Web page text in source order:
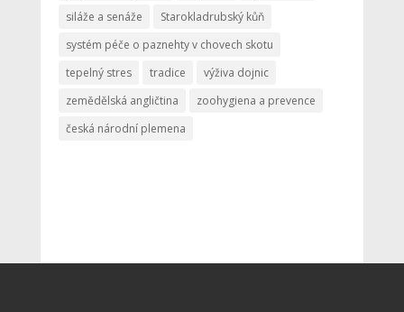
siláže a senáže
Starokladrubský kůň
systém péče o paznehty v chovech skotu
tepelný stres
tradice
výživa dojnic
zemědělská angličtina
zoohygiena a prevence
česká národní plemena